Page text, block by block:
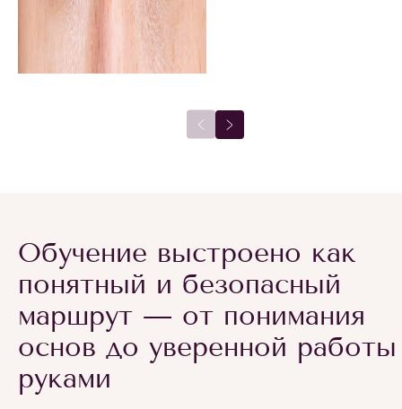
Обучение выстроено как
понятный и безопасный
маршрут — от понимания
основ до уверенной работы
руками